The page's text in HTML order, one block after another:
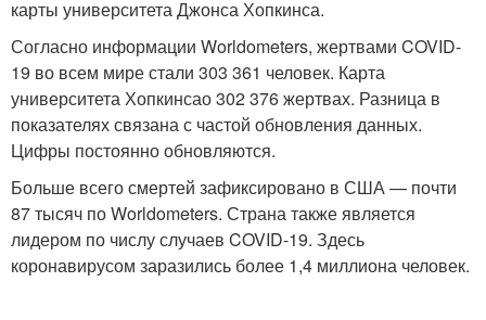
карты университета Джонса Хопкинса.
Согласно информации Worldometers, жертвами COVID-
19 во всем мире стали 303 361 человек. Карта
университета Хопкинсао 302 376 жертвах. Разница в
показателях связана с частой обновления данных.
Цифры постоянно обновляются.
Больше всего смертей зафиксировано в США — почти
87 тысяч по Worldometers. Страна также является
лидером по числу случаев COVID-19. Здесь
коронавирусом заразились более 1,4 миллиона человек.